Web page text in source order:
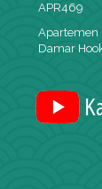
APR469
Apartemen
Damar